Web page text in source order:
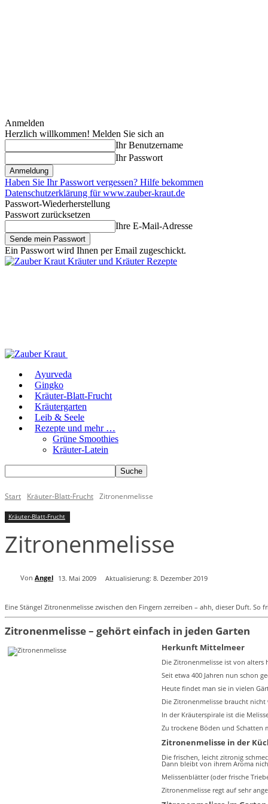
Anmelden
Herzlich willkommen! Melden Sie sich an
Ihr Benutzername
Ihr Passwort
Haben Sie Ihr Passwort vergessen? Hilfe bekommen
Datenschutzerklärung für www.zauber-kraut.de
Passwort-Wiederherstellung
Passwort zurücksetzen
Ihre E-Mail-Adresse
Ein Passwort wird Ihnen per Email zugeschickt.
Kräuter und Kräuter Rezepte
Ayurveda
Gingko
Kräuter-Blatt-Frucht
Kräutergarten
Leib & Seele
Rezepte und mehr …
Grüne Smoothies
Kräuter-Latein
Start Kräuter-Blatt-Frucht Zitronenmelisse
Kräuter-Blatt-Frucht
Zitronenmelisse
Von Angel 13. Mai 2009 Aktualisierung: 8. Dezember 2019
Eine Stängel Zitronenmelisse zwischen den Fingern zerreiben – ahh, dieser Duft.
Zitronenmelisse – gehört einfach in jeden Garten
Herkunft Mittelmeer
Die Zitronenmelisse ist von alters
Seit etwa 400 Jahren nun schon
Heute findet man sie in vielen
Die Zitronenmelisse braucht
In der Kräuterspirale ist die
Zu trockene Böden und Schatten
Zitronenmelisse in der
Die frischen, leicht zitronig
Dann bleibt von ihrem Aroma
Melissenblätter (oder frische
Zitronenmelisse regt auf sehr